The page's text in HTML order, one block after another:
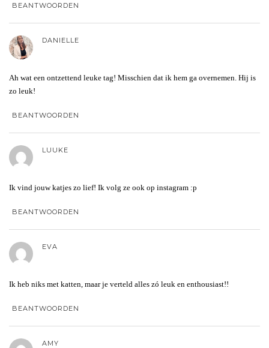
BEANTWOORDEN
DANIELLE
Ah wat een ontzettend leuke tag! Misschien dat ik hem ga overnemen. Hij is
zo leuk!
BEANTWOORDEN
LUUKE
Ik vind jouw katjes zo lief! Ik volg ze ook op instagram :p
BEANTWOORDEN
EVA
Ik heb niks met katten, maar je verteld alles zó leuk en enthousiast!!
BEANTWOORDEN
AMY